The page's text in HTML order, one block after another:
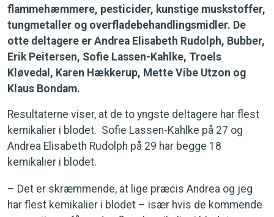
flammehæmmere, pesticider, kunstige muskstoffer,
tungmetaller og overfladebehandlingsmidler. De
otte deltagere er Andrea Elisabeth Rudolph, Bubber,
Erik Peitersen, Sofie Lassen-Kahlke, Troels
Kløvedal, Karen Hækkerup, Mette Vibe Utzon og
Klaus Bondam.
Resultaterne viser, at de to yngste deltagere har flest
kemikalier i blodet. Sofie Lassen-Kahlke på 27 og
Andrea Elisabeth Rudolph på 29 har begge 18
kemikalier i blodet.
– Det er skræmmende, at lige præcis Andrea og jeg
har flest kemikalier i blodet – især hvis de kommende